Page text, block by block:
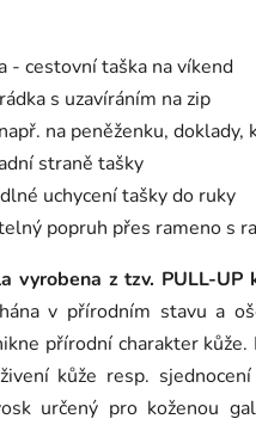
- cestovní taška na víkend
s uzavíráním na zip
na peněženku,
straně tašky
uchycení tašky do ruky
popruh přes rameno s
vyrobena z tzv. PULL-UP
v přírodním stavu a
přírodní charakter
kůže resp.
určený pro koženou